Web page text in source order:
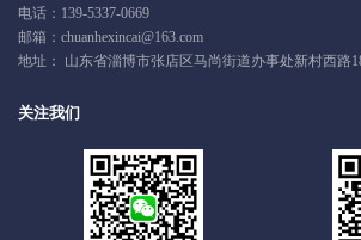
电话： 139-5337-0669
邮箱：chuanhexincai@163.com
地址： 山东省淄博市张店区马尚街道办事处新村西路
关注我们